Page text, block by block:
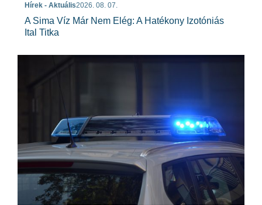
Hírek - Aktuális2026. 08. 07.
A Sima Víz Már Nem Elég: A Hatékony Izotóniás
Ital Titka